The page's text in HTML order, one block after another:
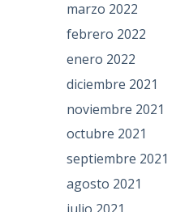
marzo 2022
febrero 2022
enero 2022
diciembre 2021
noviembre 2021
octubre 2021
septiembre 2021
agosto 2021